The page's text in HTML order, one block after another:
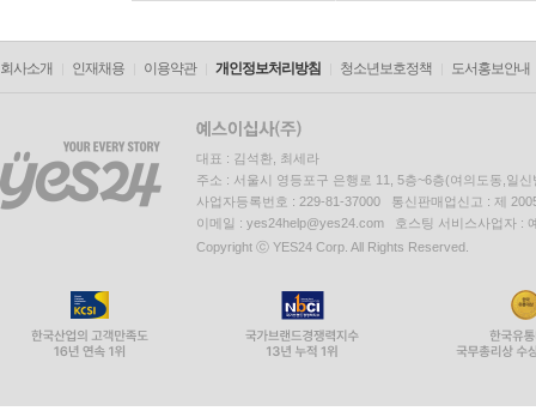
회사소개 인재채용 이용약관 개인정보처리방침 청소년보호정책 도서홍보안내
대표 : 김석환, 최세라
주소 : 서울시 영등포구 은행로 11, 5층~6층(여의도동,일신
사업자등록번호 : 229-81-37000 통신판매업신고 : 제
이메일 : yes24help@yes24.com 호스팅 서비스사업자 :
Copyright ⓒ YES24 Corp. All Rights Reserved.